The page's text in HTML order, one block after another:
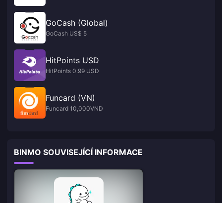
GoCash (Global)
GoCash US$ 5
HitPoints USD
HitPoints 0.99 USD
Funcard (VN)
Funcard 10,000VND
BINMO SOUVISEJÍCÍ INFORMACE